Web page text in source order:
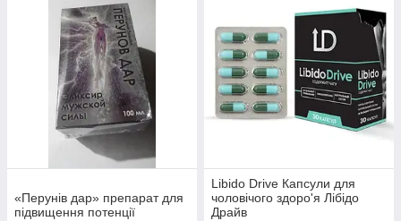
«Перунів дар» препарат для
підвищення потенції
Libido Drive Капсули для
чоловічого здоро'я Лібідо
Драйв